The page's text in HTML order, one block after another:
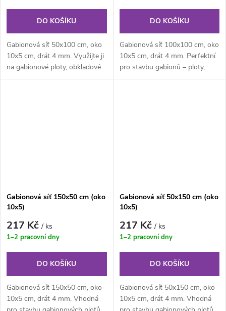
DO KOŠÍKU
Gabionová síť 50x100 cm, oko
10x5 cm, drát 4 mm. Využijte ji
na gabionové ploty, obkladové
stěny i zahradní dekorace.
DO KOŠÍKU
Gabionová síť 100x100 cm, oko
10x5 cm, drát 4 mm. Perfektní
pro stavbu gabionů – ploty,
zídky i terénní opěrné...
Gabionová síť 150x50 cm (oko
10x5)
217 Kč/ ks
1–2 pracovní dny
DO KOŠÍKU
Gabionová síť 150x50 cm, oko
10x5 cm, drát 4 mm. Vhodná
Gabionová síť 50x150 cm (oko
10x5)
217 Kč/ ks
1–2 pracovní dny
DO KOŠÍKU
Gabionová síť 50x150 cm, oko
10x5 cm, drát 4 mm. Vhodná